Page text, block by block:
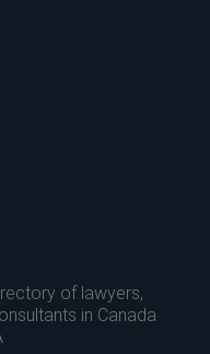
of lawyers,
in Canada